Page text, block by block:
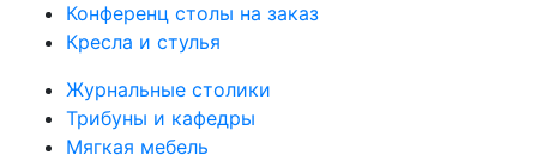
Конференц столы на заказ
Кресла и стулья
Журнальные столики
Трибуны и кафедры
Мягкая мебель